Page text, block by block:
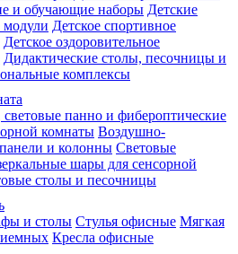
и обучающие наборы Детские
модули Детское спортивное
Детское оздоровительное
Дидактические столы, песочницы и
комплексы
панно и фибероптические
комнаты Воздушно-
и колонны Световые
шары для сенсорной
столы и песочницы
и столы Стулья офисные Мягкая
Кресла офисные